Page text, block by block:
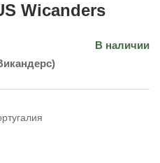
Wicanders
В наличии